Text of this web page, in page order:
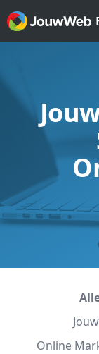
Spring naar inhoud
Online